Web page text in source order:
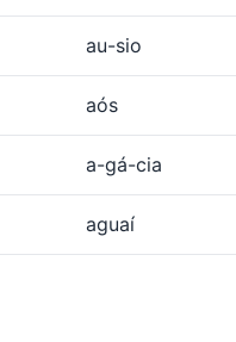
au-sio
aós
a-gá-cia
aguaí